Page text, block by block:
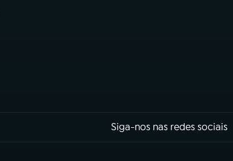
Siga-nos nas redes sociais